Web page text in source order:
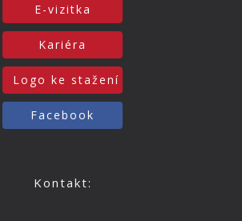
E-vizitka
Kariéra
Logo ke stažení
Facebook
Kontakt: